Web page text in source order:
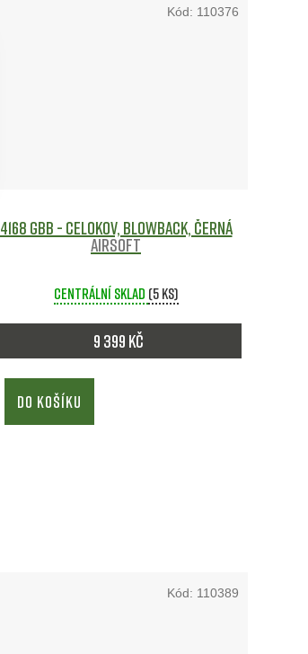
4168 GBB - celokov, blowback, černá
Airsoft
Centrální sklad (5 ks)
9 399 Kč
DO KOŠÍKU
Kód: 110376
Kód: 110389